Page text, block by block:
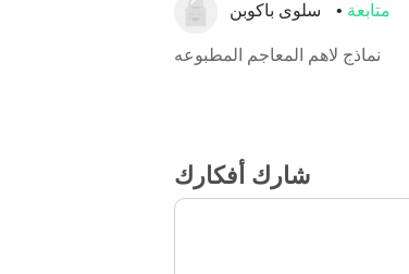
متابعة
نماذج لاهم المعاجم المطبوعه
شارك أفكارك